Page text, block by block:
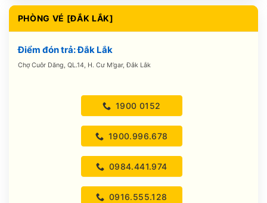
PHÒNG VÉ [ĐẮK LẮK]
Điểm đón trả: Đắk Lắk
Chợ Cuôr Dăng, QL.14, H. Cư M’gar, Đắk Lắk
1900 0152
1900.996.678
0984.441.974
0916.555.128